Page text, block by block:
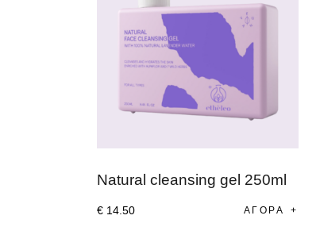
Natural cleansing gel 250ml
€ 14.50 ΑΓΟΡΆ